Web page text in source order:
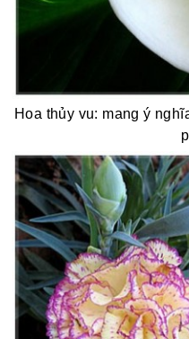
Hoa thủy vu: mang ý